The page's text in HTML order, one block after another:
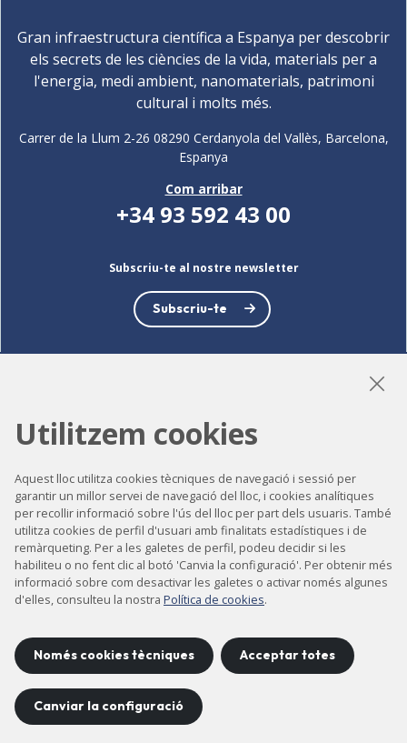
Gran infraestructura científica a Espanya per descobrir
els secrets de les ciències de la vida, materials per a
l'energia, medi ambient, nanomaterials, patrimoni
cultural i molts més.
Carrer de la Llum 2-26 08290 Cerdanyola del Vallès, Barcelona,
Espanya
Com arribar
+34 93 592 43 00
Subscriu-te al nostre newsletter
Subscriu-te
LinkedInInstagram
Accessibilitat
Contacte
Avís legal
Política de privacitat
Mapa del lloc
Utilitzem cookies
Aquest lloc utilitza cookies tècniques de navegació i sessió per
garantir un millor servei de navegació del lloc, i cookies analítiques
per recollir informació sobre l'ús del lloc per part dels usuaris. També
utilitza cookies de perfil d'usuari amb finalitats estadístiques i de
remàrqueting. Per a les galetes de perfil, podeu decidir si les
habiliteu o no fent clic al botó 'Canvia la configuració'. Per obtenir més
informació sobre com desactivar les galetes o activar només algunes
d'elles, consulteu la nostra Política de cookies.
Només cookies tècniques Acceptar totes
Canviar la configuració